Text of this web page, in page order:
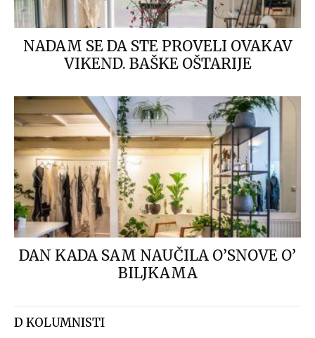
NADAM SE DA STE PROVELI OVAKAV
VIKEND. BAŠKE OŠTARIJE
DAN KADA SAM NAUČILA O’SNOVE O’
BILJKAMA
D KOLUMNISTI